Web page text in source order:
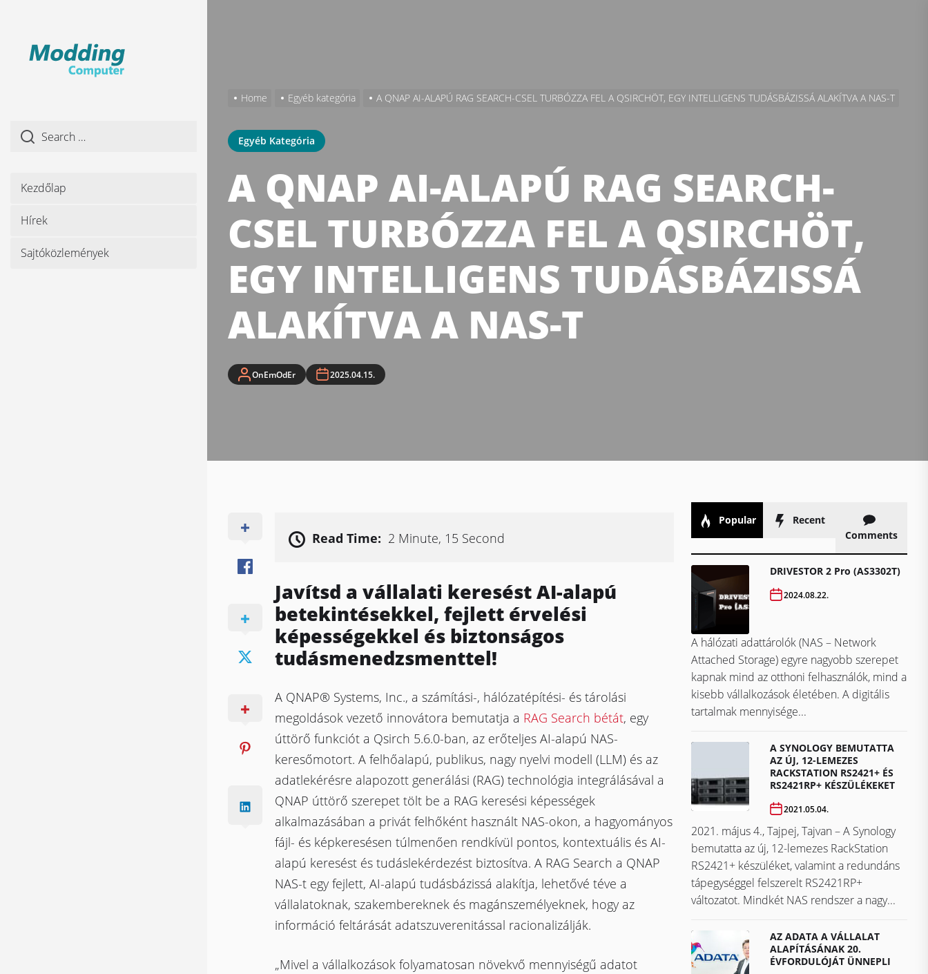
Kezdőlap
Hírek
Sajtóközlemények
Home Egyéb kategória A QNAP AI-ALAPÚ RAG SEARCH-CSEL TURBÓZZA FEL A QSIRCHÖT, EGY INTELLIGENS TUDÁSBÁZISSÁ ALAKÍTVA A NAS-T
Egyéb Kategória
A QNAP AI-ALAPÚ RAG SEARCH-
CSEL TURBÓZZA FEL A QSIRCHÖT,
EGY INTELLIGENS TUDÁSBÁZISSÁ
ALAKÍTVA A NAS-T
OnEmOdEr 2025.04.15.
Read Time: 2 Minute, 15 Second
Javítsd a vállalati keresést AI-alapú
betekintésekkel, fejlett érvelési
képességekkel és biztonságos
tudásmenedzsmenttel!
A QNAP® Systems, Inc., a számítási-, hálózatépítési- és tárolási
megoldások vezető innovátora bemutatja a RAG Search bétát, egy
úttörő funkciót a Qsirch 5.6.0-ban, az erőteljes AI-alapú NAS-
keresőmotort. A felhőalapú, publikus, nagy nyelvi modell (LLM) és az
adatlekérésre alapozott generálási (RAG) technológia integrálásával a
QNAP úttörő szerepet tölt be a RAG keresési képességek
alkalmazásában a privát felhőként használt NAS-okon, a hagyományos
fájl- és képkeresésen túlmenően rendkívül pontos, kontextuális és AI-
alapú keresést és tudáslekérdezést biztosítva. A RAG Search a QNAP
NAS-t egy fejlett, AI-alapú tudásbázissá alakítja, lehetővé téve a
vállalatoknak, szakembereknek és magánszemélyeknek, hogy az
információ feltárását adatszuverenitással racionalizálják.
„Mivel a vállalkozások folyamatosan növekvő mennyiségű adatot
Popular
Recent
Comments
DRIVESTOR 2 Pro (AS3302T)
2024.08.22.
A hálózati adattárolók (NAS – Network
Attached Storage) egyre nagyobb szerepet
kapnak mind az otthoni felhasználók, mind a
kisebb vállalkozások életében. A digitális
tartalmak mennyisége...
A SYNOLOGY BEMUTATTA
AZ ÚJ, 12-LEMEZES
RACKSTATION RS2421+ ÉS
RS2421RP+ KÉSZÜLÉKEKET
2021.05.04.
2021. május 4., Tajpej, Tajvan – A Synology
bemutatta az új, 12-lemezes RackStation
RS2421+ készüléket, valamint a redundáns
tápegységgel felszerelt RS2421RP+
változatot. Mindkét NAS rendszer a nagy...
AZ ADATA A VÁLLALAT
ALAPÍTÁSÁNAK 20.
ÉVFORDULÓJÁT ÜNNEPLI